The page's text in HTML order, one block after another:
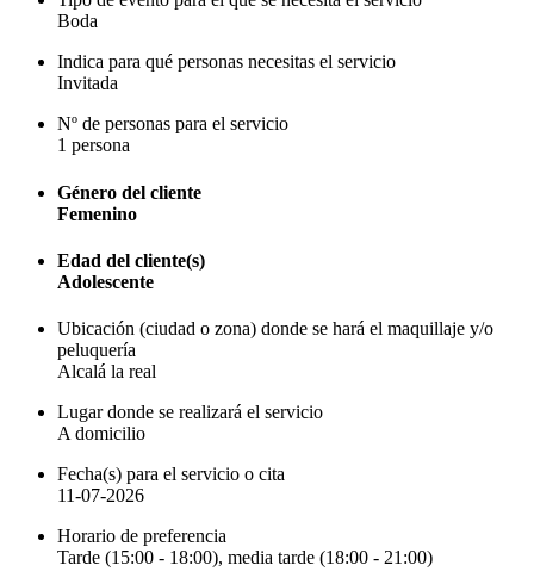
Boda
Indica para qué personas necesitas el servicio
Invitada
Nº de personas para el servicio
1 persona
Género del cliente
Femenino
Edad del cliente(s)
Adolescente
Ubicación (ciudad o zona) donde se hará el maquillaje y/o
peluquería
Alcalá la real
Lugar donde se realizará el servicio
A domicilio
Fecha(s) para el servicio o cita
11-07-2026
Horario de preferencia
Tarde (15:00 - 18:00), media tarde (18:00 - 21:00)